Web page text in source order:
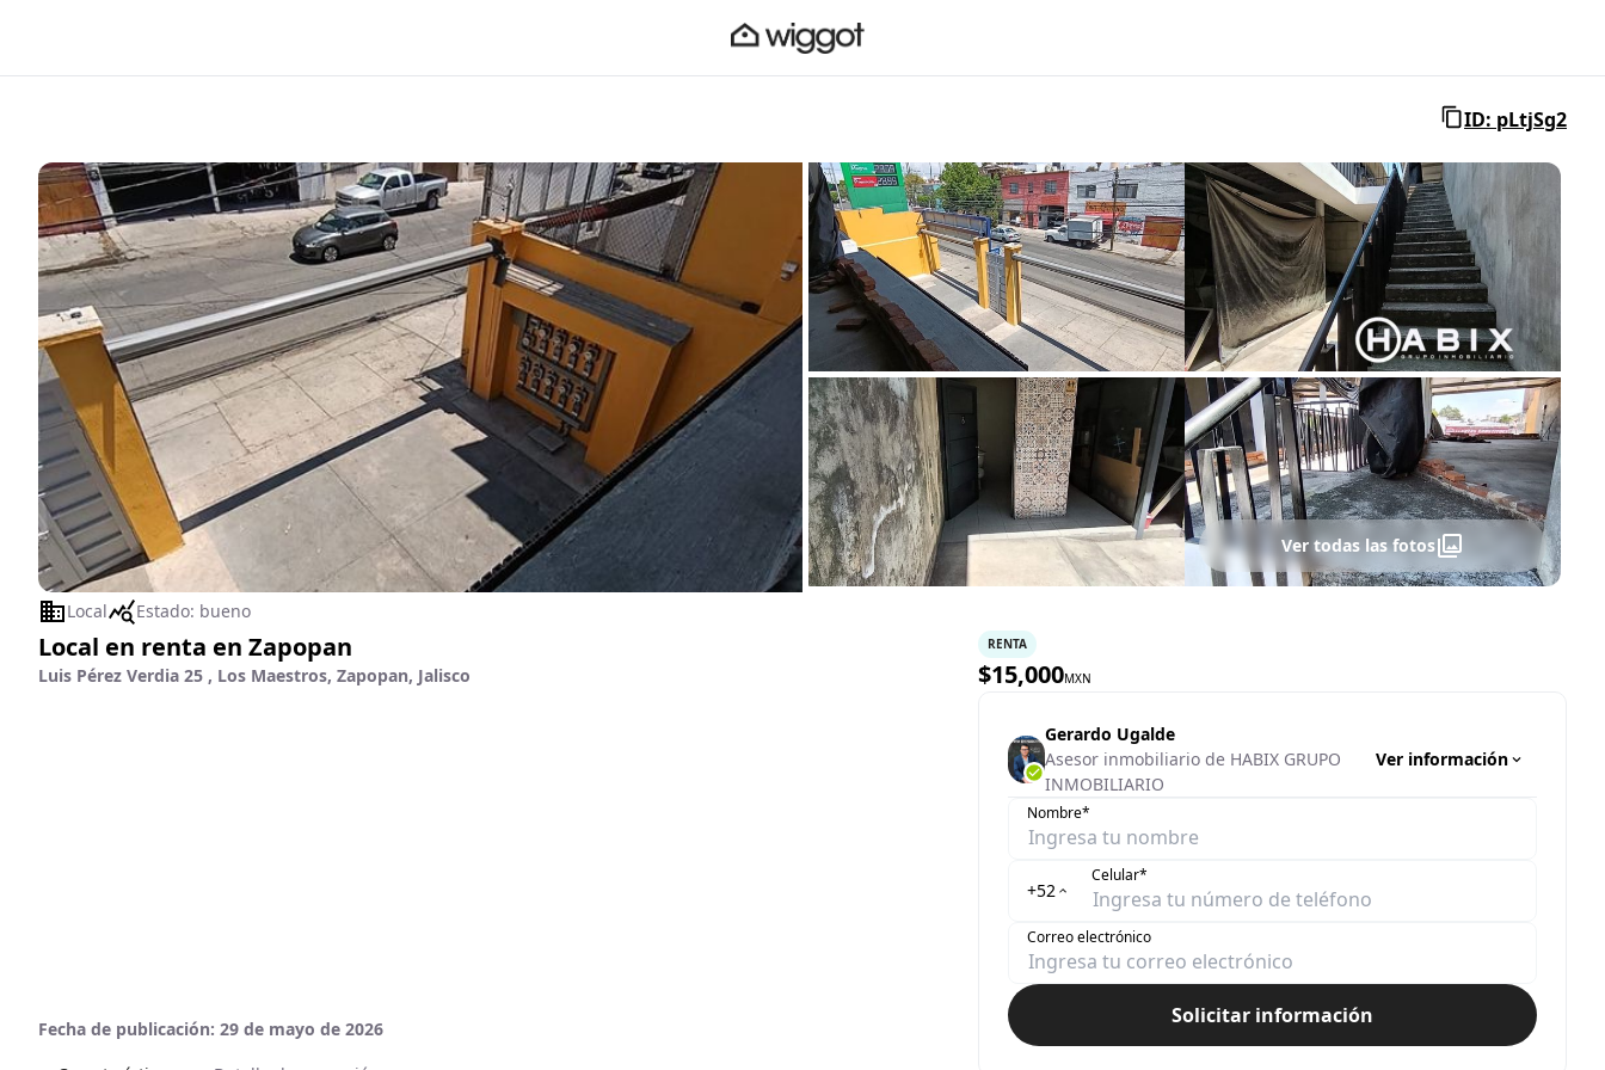
ID: pLtjSg2
Ver todas las fotos
Local Estado: bueno
Local en renta en Zapopan
Luis Pérez Verdia 25 , Los Maestros, Zapopan, Jalisco
Fecha de publicación: 29 de mayo de 2026
RENTA
$15,000MXN
Gerardo Ugalde
Asesor inmobiliario de HABIX GRUPO
INMOBILIARIO
Ver información
Nombre*
+52
Celular*
Correo electrónico
Solicitar información